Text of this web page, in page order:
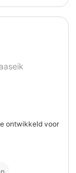
ontwikkeld voor